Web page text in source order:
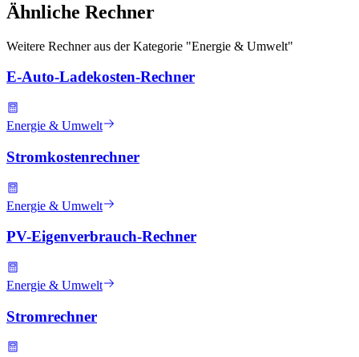
Ähnliche Rechner
Weitere Rechner aus der Kategorie "Energie & Umwelt"
E-Auto-Ladekosten-Rechner
Energie & Umwelt
Stromkostenrechner
Energie & Umwelt
PV-Eigenverbrauch-Rechner
Energie & Umwelt
Stromrechner